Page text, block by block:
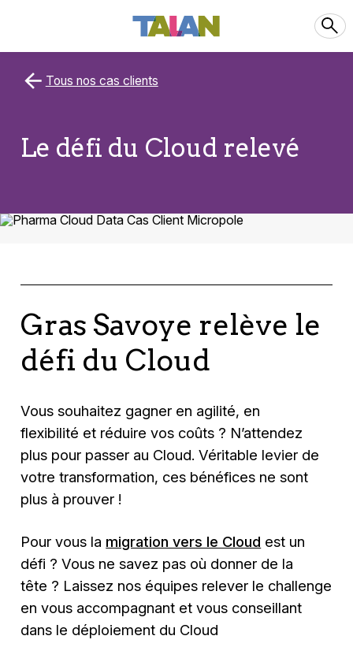
Tous nos cas clients
Le défi du Cloud relevé
Gras Savoye relève le
défi du Cloud
Vous souhaitez gagner en agilité, en
flexibilité et réduire vos coûts ? N’attendez
plus pour passer au Cloud. Véritable levier de
votre transformation, ces bénéfices ne sont
plus à prouver !
Pour vous la migration vers le Cloud est un
défi ? Vous ne savez pas où donner de la
tête ? Laissez nos équipes relever le challenge
en vous accompagnant et vous conseillant
dans le déploiement du Cloud